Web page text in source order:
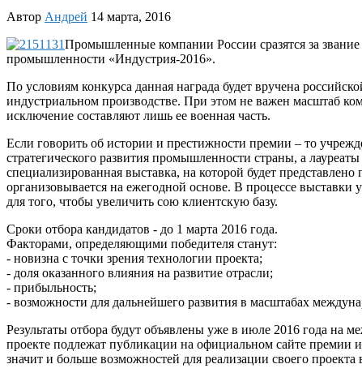
Автор Андрей 14 марта, 2016
Промышленные компании России сразятся за
промышленности «Индустрия-2016».
По условиям конкурса данная награда будет вручена
индустриальном производстве. При этом не важен масштаб
исключение составляют лишь ее военная часть.
Если говорить об истории и престижности премии – то
стратегического развития промышленности страны, а
специализированная выставка, на которой будет
организовывается на ежегодной основе. В процессе
для того, чтобы увеличить сою клиентскую базу.
Сроки отбора кандидатов - до 1 марта 2016 года.
Факторами, определяющими победителя станут:
- новизна с точки зрения технологии проекта;
- доля оказанного влияния на развитие отрасли;
- прибыльность;
- возможности для дальнейшего развития в масштабах
Результаты отбора будут объявлены уже в июле 2016 года на
проекте подлежат публикации на официальном сайте премии
значит и больше возможностей для реализации своего